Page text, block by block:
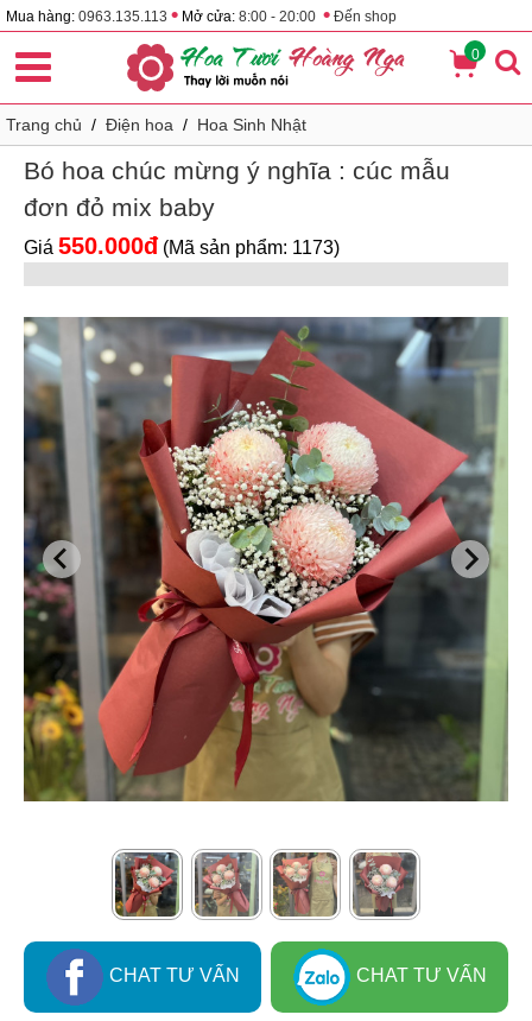
Mua hàng: 0963.135.113 • Mở cửa: 8:00 - 20:00 • Đến shop
0
Trang chủ / Điện hoa / Hoa Sinh Nhật
Bó hoa chúc mừng ý nghĩa : cúc mẫu
đơn đỏ mix baby
Giá 550.000đ (Mã sản phẩm: 1173)
CHAT TƯ VẤN CHAT TƯ VẤN